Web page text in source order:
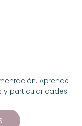
Aprende
y particularidades.